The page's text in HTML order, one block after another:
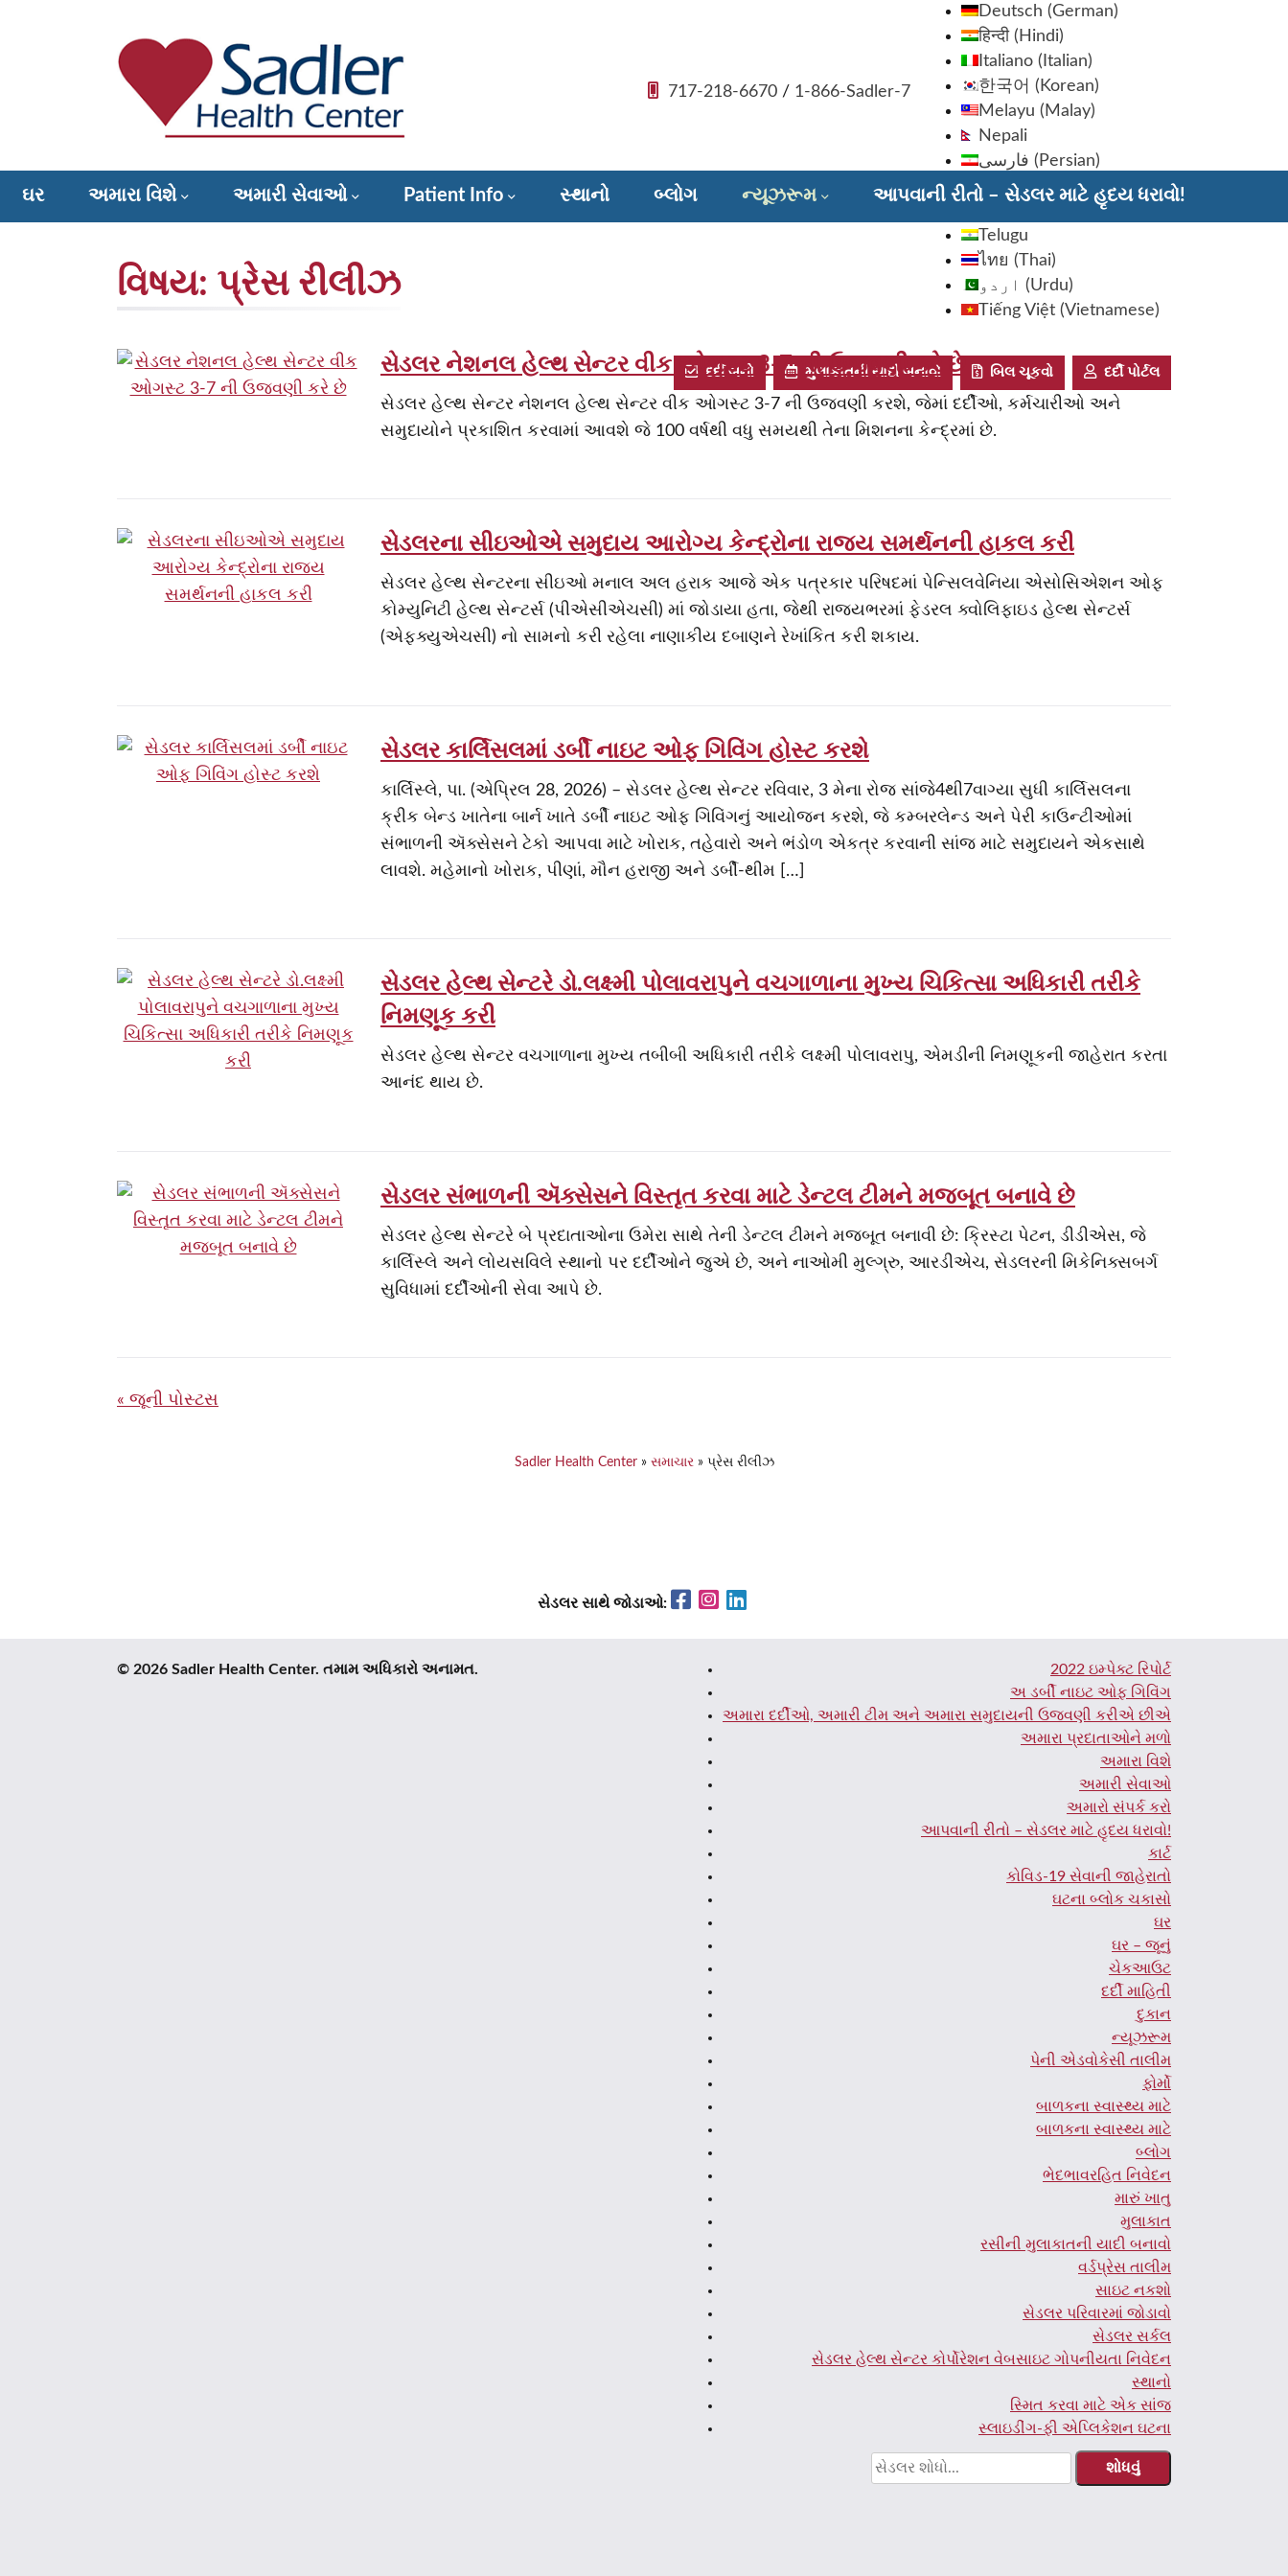
717-218-6670 / 1-866-Sadler-7
Deutsch (German)
हिन्दी( Hindi)
Italiano ( Italian)
한국어 ( Korean)
Melayu ( Malay)
Nepali
فارسی ( Persian)
Русский(Russian)
Telugu
ไทย (Thai)
اردو(Urdu)
Tiếng Việt (Vietnamese)
દર્દી બનો મુલાકાતની યાદી બનાવો બિલ ચૂકવો દર્દી પોર્ટલ
ઘર અમારા વિશે અમારી સેવાઓ Patient Info સ્થાનો બ્લોગ ન્યૂઝરૂમ આપવાની રીતો – સેડલર માટે હૃદય ધરાવો!
વિષય: પ્રેસ રીલીઝ
સેડલર નેશનલ હેલ્થ સેન્ટર વીક ઓગસ્ટ 3-7 ની ઉજવણી કરે છે
સેડલર હેલ્થ સેન્ટર નેશનલ હેલ્થ સેન્ટર વીક ઓગસ્ટ 3-7 ની ઉજવણી કરશે, જેમાં દર્દીઓ, કર્મચારીઓ અને
સમુદાયોને પ્રકાશિત કરવામાં આવશે જે 100 વર્ષથી વધુ સમયથી તેના મિશનના કેન્દ્રમાં છે.
સેડલરના સીઇઓએ સમુદાય આરોગ્ય કેન્દ્રોના રાજ્ય સમર્થનની હાકલ કરી
સેડલર હેલ્થ સેન્ટરના સીઇઓ મનાલ અલ હરાક આજે એક પત્રકાર પરિષદમાં પેન્સિલવેનિયા એસોસિએશન ઓફ
કોમ્યુનિટી હેલ્થ સેન્ટર્સ (પીએસીએચસી) માં જોડાયા હતા, જેથી રાજ્યભરમાં ફેડરલ ક્વોલિફાઇડ હેલ્થ સેન્ટર્સ
(એફક્યુએચસી) નો સામનો કરી રહેલા નાણાકીય દબાણને રેખાંકિત કરી શકાય.
સેડલર કાર્લિસલમાં ડર્બી નાઇટ ઓફ ગિવિંગ હોસ્ટ કરશે
કાર્લિસ્લે, પા. (એપ્રિલ 28, 2026) – સેડલર હેલ્થ સેન્ટર રવિવાર, 3 મેના રોજ સાંજે4થી7વાગ્યા સુધી કાર્લિસલના
ક્રીક બેન્ડ ખાતેના બાર્ન ખાતે ડર્બી નાઇટ ઓફ ગિવિંગનું આયોજન કરશે, જે કમ્બરલેન્ડ અને પેરી કાઉન્ટીઓમાં
સંભાળની ઍક્સેસને ટેકો આપવા માટે ખોરાક, તહેવારો અને ભંડોળ એકત્ર કરવાની સાંજ માટે સમુદાયને એકસાથે
લાવશે. મહેમાનો ખોરાક, પીણાં, મૌન હરાજી અને ડર્બી-થીમ […]
સેડલર હેલ્થ સેન્ટરે ડો.લક્ષ્મી પોલાવરાપુને વચગાળાના મુખ્ય ચિકિત્સા અધિકારી તરીકે
નિમણૂક કરી
સેડલર હેલ્થ સેન્ટર વચગાળાના મુખ્ય તબીબી અધિકારી તરીકે લક્ષ્મી પોલાવરાપુ, એમડીની નિમણૂકની જાહેરાત કરતા
આનંદ થાય છે.
સેડલર સંભાળની ઍક્સેસને વિસ્તૃત કરવા માટે ડેન્ટલ ટીમને મજબૂત બનાવે છે
સેડલર હેલ્થ સેન્ટરે બે પ્રદાતાઓના ઉમેરા સાથે તેની ડેન્ટલ ટીમને મજબૂત બનાવી છે: ક્રિસ્ટા પેટન, ડીડીએસ, જે
કાર્લિસ્લે અને લોયસવિલે સ્થાનો પર દર્દીઓને જુએ છે, અને નાઓમી મુલ્ગ્રુ, આરડીએચ, સેડલરની મિકેનિક્સબર્ગ
સુવિધામાં દર્દીઓની સેવા આપે છે.
પોસ્ટસ
જૂની પોસ્ટસ
Sadler Health Center» સમાચાર» પ્રેસ રીલીઝ
સેડલર સાથે જોડાઓ: FacebookInstagram
© 2026 Sadler Health Center. તમામ અધિકારો અનામત.
2022 ઇમ્પેક્ટ રિપોર્ટ
અ ડર્બી નાઇટ ઓફ ગિવિંગ
અમારા દર્દીઓ, અમારી ટીમ અને અમારા સમુદાયની ઉજવણી કરીએ છીએ
અમારા પ્રદાતાઓને મળો
અમારા વિશે
અમારી સેવાઓ
અમારો સંપર્ક કરો
આપવાની રીતો – સેડલર માટે હૃદય ધરાવો!
કાર્ટ
કોવિડ-19 સેવાની જાહેરાતો
ઘટના બ્લોક ચકાસો
ઘર
ઘર – જૂનું
ચેકઆઉટ
દર્દી માહિતી
દુકાન
ન્યૂઝરૂમ
પેની એડવોકેસી તાલીમ
ફોર્મો
બાળકના સ્વાસ્થ્ય માટે
બાળકના સ્વાસ્થ્ય માટે
બ્લોગ
ભેદભાવરહિત નિવેદન
મારું ખાતુ
મુલાકાત
રસીની મુલાકાતની યાદી બનાવો
વર્ડપ્રેસ તાલીમ
સાઇટ નકશો
સેડલર પરિવારમાં જોડાવો
સેડલર સર્કલ
સેડલર હેલ્થ સેન્ટર કોર્પોરેશન વેબસાઇટ ગોપનીયતા નિવેદન
સ્થાનો
સ્મિત કરવા માટે એક સાંજ
સ્લાઇડીંગ-ફી એપ્લિકેશન ઘટના
આના
માટે